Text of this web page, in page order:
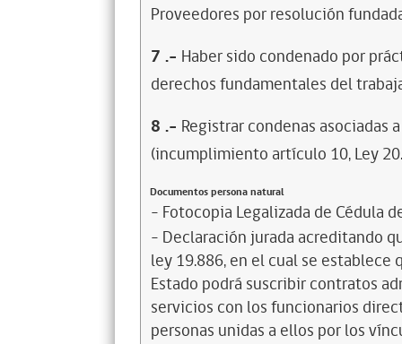
Proveedores por resolución
7 .- Haber sido condenado por
derechos fundamentales del
8 .- Registrar condenas asociadas
(incumplimiento artículo 10, Ley
Documentos persona natural
- Fotocopia Legalizada de Cédula
- Declaración jurada acreditando
ley 19.886, en el cual se
Estado podrá suscribir contratos
servicios con los funcionarios
personas unidas a ellos por los